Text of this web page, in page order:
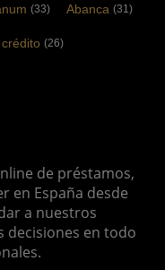
(33) Abanca (31)
(26)
de préstamos,
en España desde
a nuestros
decisiones en todo